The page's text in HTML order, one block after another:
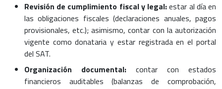
Revisión de cumplimiento fiscal y legal:estar al día en
las obligaciones fiscales (declaraciones anuales, pagos
provisionales, etc.); asimismo, contar con la autorización
vigente como donataria y estar registrada en el portal
del SAT.
Organización documental:contar con estados
financieros auditables (balanzas de comprobación,